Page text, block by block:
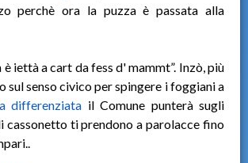
perchè ora la puzza è passata alla
è iettà a cart da fess d' mammt”. Inzò, più
sul senso civico per spingere i foggiani a
differenziata il Comune punterà sugli
cassonetto ti prendono a parolacce fino